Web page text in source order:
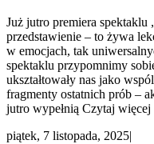
Już jutro premiera
przedstawienie – to żywa
w emocjach, tak
spektaklu przypomnimy
ukształtowały nas jako
fragmenty ostatnich prób –
jutro wypełnią Czytaj więcej
piątek, 7 listopada, 2025|